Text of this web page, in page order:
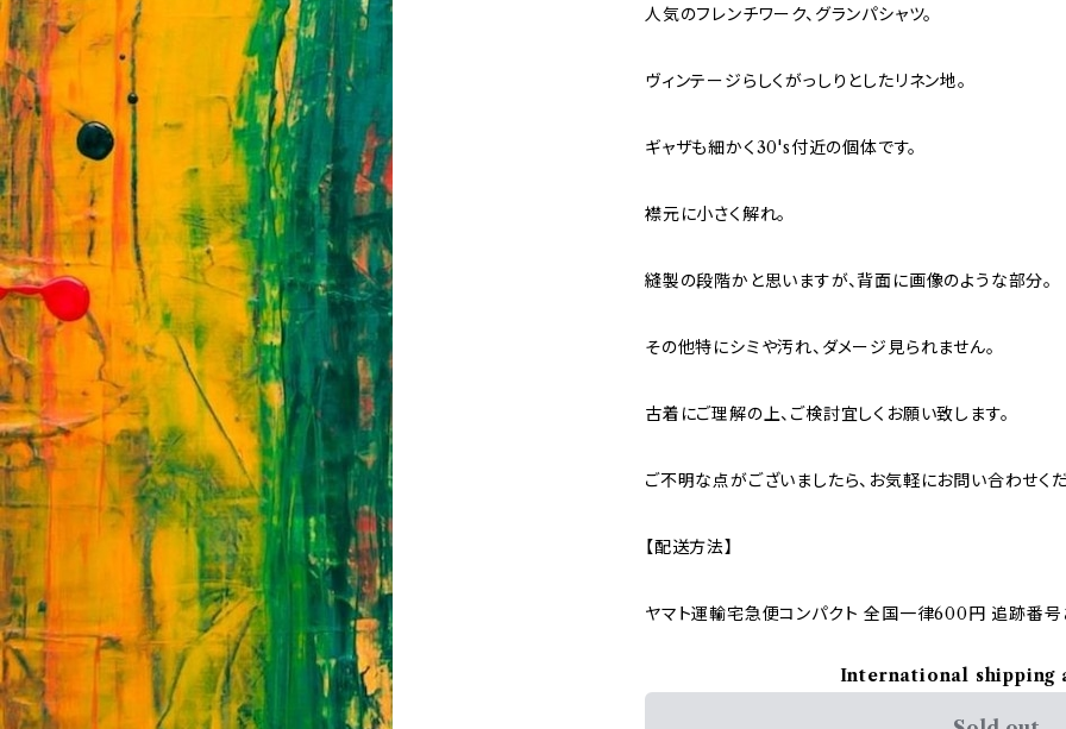
人気のフレンチワーク、グランパシャツ。
ヴィンテージらしくがっしりとしたリネン地。
ギャザも細かく30's付近の個体です。
襟元に小さく解れ。
縫製の段階かと思いますが、背面に画像のような部分。
その他特にシミや汚れ、ダメージ見られません。
古着にご理解の上、ご検討宜しくお願い致します。
ご不明な点がございましたら、お気軽にお問い合わせく
【配送方法】
ヤマト運輸宅急便コンパクト 全国一律600円 追跡番号
International shipping